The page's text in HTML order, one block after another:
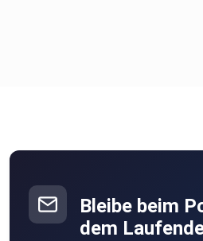
Patienten
Bleibe beim
dem